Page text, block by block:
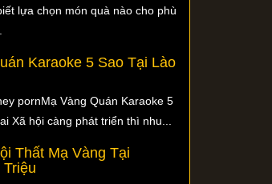
lựa chọn món quà nào cho phù
Karaoke 5 Sao Tại Lào
pornMạ Vàng Quán Karaoke 5
Xã hội càng phát triển thì nhu...
Thất Mạ Vàng Tại